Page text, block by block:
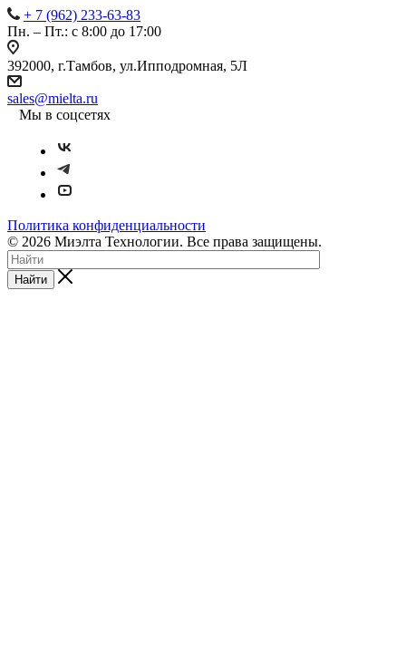
+ 7 (962) 233-63-83
Пн. – Пт.: с 8:00 до 17:00
392000, г.Тамбов, ул.Ипподромная, 5Л
sales@mielta.ru
Мы в соцсетях
Политика конфиденциальности
© 2026 Миэлта Технологии. Все права защищены.
Найти